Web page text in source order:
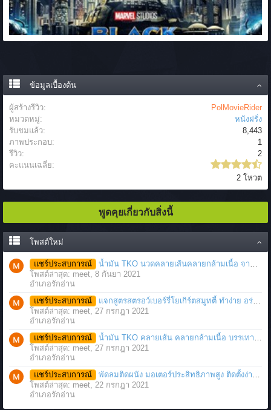
ข้อมูลเบื้องต้น
ผู้สร้างรีวิว:
PolMovieRider
หมวดหมู่:
หนังฝรั่ง
รับชมแล้ว:
8,443
ภาพประกอบ:
1
รีวิว:
2
คะแนนเฉลี่ย:
2 โหวต
พูดคุยเกี่ยวกับสิ่งนี้
โพสต์ใหม่
แชร์ประสบการณ์
น้ำมัน TKO นวดคลายเส้นคลายกล้ามเนื้อ จากภาวะตึงหรือเคล็ด บาดเจ็บ ได้อย่างฉับพลัน
โพสต์ล่าสุด: meet, 8 กันยา 2021
อำเภอรักอ่าน
แชร์ประสบการณ์
แจกสูตรสตรอว์เบอร์รี่โยเกิร์ตสมูทตี้ ทำง่าย อร่อย แค่มีเครื่องปั่นน้ำผลไม้
โพสต์ล่าสุด: meet, 27 กรกฎา 2021
อำเภอรักอ่าน
แชร์ประสบการณ์
น้ำมัน TKO คลายเส้น คลายกล้ามเนื้อ บรรเทาอาการบาดเจ็บโดยฉับพลัน
โพสต์ล่าสุด: meet, 27 กรกฎา 2021
อำเภอรักอ่าน
แชร์ประสบการณ์
พัดลมติดผนัง มอเตอร์ประสิทธิภาพสูง ติดตั้งง่าย ประหยัดพื้นที่
โพสต์ล่าสุด: meet, 22 กรกฎา 2021
อำเภอรักอ่าน